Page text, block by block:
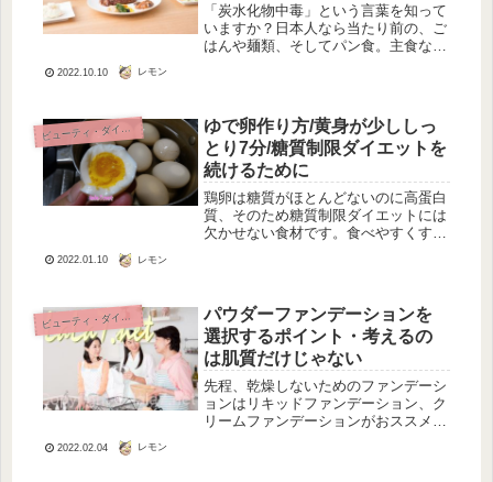
「炭水化物中毒」という言葉を知って
いますか？日本人なら当たり前の、ご
はんや麺類、そしてパン食。主食なの
とは？ごはん麺パン大好きな人へ・ダ
イ...
2022.10.10 レモン
ビ
ューティ・ダイエット
ゆで卵作り方/黄身が少ししっ
とり7分/糖質制限ダイエットを
続けるために
鶏卵は糖質がほとんどないのに高蛋白
質、そのため糖質制限ダイエットには
欠かせない食材です。食べやすくする
っと口の中で黄身がモコっとすること
も...
2022.01.10 レモン
ビ
ューティ・ダイエット
パウダーファンデーションを
選択するポイント・考えるの
は肌質だけじゃない
先程、乾燥しないためのファンデーシ
ョンはリキッドファンデーション、ク
リームファンデーションがおススメと
2022.02.04 レモン